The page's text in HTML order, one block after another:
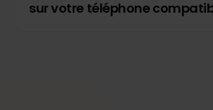
sur votre téléphone